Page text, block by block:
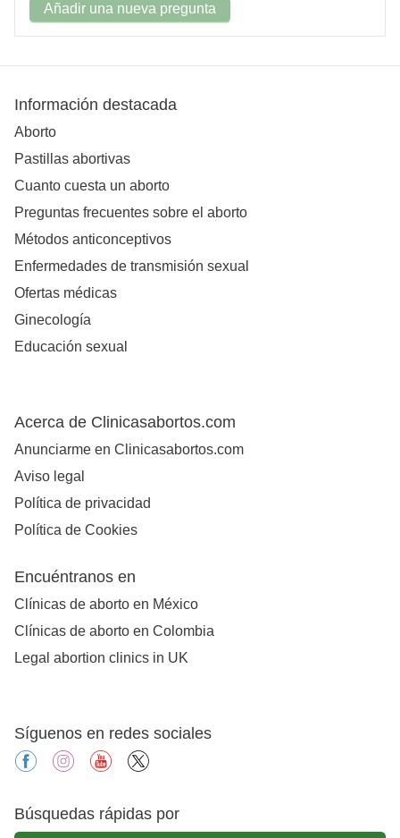
Añadir una nueva pregunta
Información destacada
Aborto
Pastillas abortivas
Cuanto cuesta un aborto
Preguntas frecuentes sobre el aborto
Métodos anticonceptivos
Enfermedades de transmisión sexual
Ofertas médicas
Ginecología
Educación sexual
Acerca de Clinicasabortos.com
Anunciarme en Clinicasabortos.com
Aviso legal
Política de privacidad
Política de Cookies
Encuéntranos en
Clínicas de aborto en México
Clínicas de aborto en Colombia
Legal abortion clinics in UK
Síguenos en redes sociales
facebookinstagramyoutube
Búsquedas rápidas por